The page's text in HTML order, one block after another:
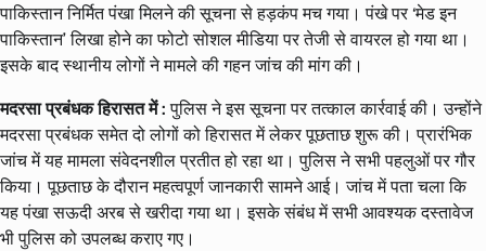
पाकिस्तान निर्मित पंखा मिलने की सूचना से हड़कंप मच गया। पंखे पर ‘मेड इन
पाकिस्तान’ लिखा होने का फोटो सोशल मीडिया पर तेजी से वायरल हो गया था।
इसके बाद स्थानीय लोगों ने मामले की गहन जांच की मांग की।
मदरसा प्रबंधक हिरासत में :पुलिस ने इस सूचना पर तत्काल कार्रवाई की। उन्होंने
मदरसा प्रबंधक समेत दो लोगों को हिरासत में लेकर पूछताछ शुरू की। प्रारंभिक
जांच में यह मामला संवेदनशील प्रतीत हो रहा था। पुलिस ने सभी पहलुओं पर गौर
किया। पूछताछ के दौरान महत्वपूर्ण जानकारी सामने आई। जांच में पता चला कि
यह पंखा सऊदी अरब से खरीदा गया था। इसके संबंध में सभी आवश्यक दस्तावेज
भी पुलिस को उपलब्ध कराए गए।